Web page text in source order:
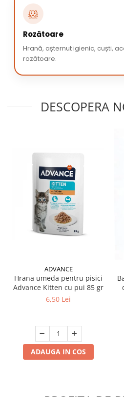
🐹
Rozătoare
Hrană, așternut igienic, cuști,
rozătoare.
DESCOPERA
ADVANCE
Hrana umeda pentru pisici
Advance Kitten cu pui 85 gr
6,50 Lei
ADAUGA IN COS